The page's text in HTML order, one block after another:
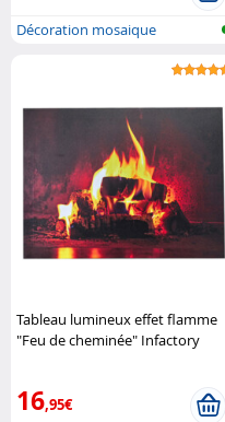
Décoration mosaique
Tableau lumineux effet flamme
"Feu de cheminée" Infactory
16,95€